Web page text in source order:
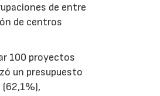
de entre
de centros
100 proyectos
un presupuesto